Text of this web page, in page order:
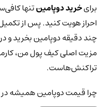
برایخرید دوپامینتنها
احراز هویت کنید. پس از تکمیل
چند دقیقه دوپامین بخرید و در
مزیت اصلی کیف پول من،
تراکنش‌هاست.
چرا قیمت دوپامین همیشه در